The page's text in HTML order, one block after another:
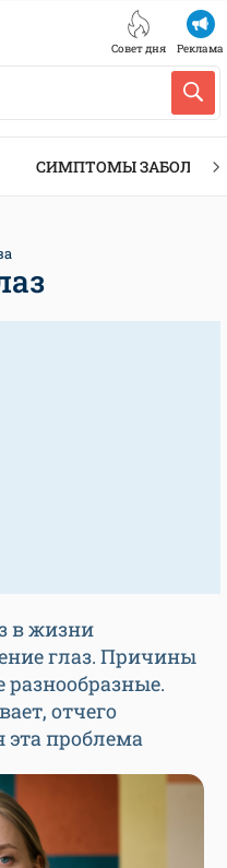
Совет дня Реклама
СИМПТОМЫ
в жизни
глаз. Причины
отчего
эта проблема